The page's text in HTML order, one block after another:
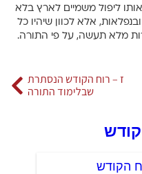
ליפול משמיים לארץ בלא
אלא לכוון שיהיו כל
מלא תעשה, על פי התורה.
ז – רוח הקודש הנסתרת
שבלימוד התורה
הקודש